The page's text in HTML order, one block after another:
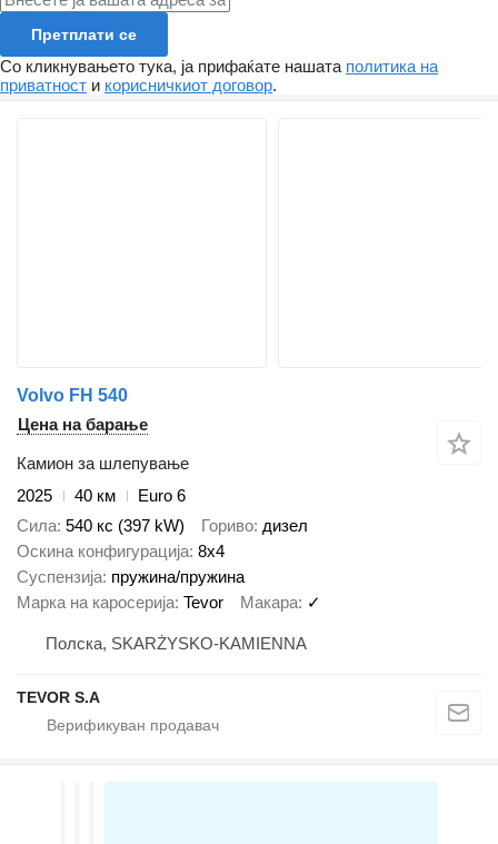
Претплати се
Со кликнувањето тука, ја прифаќате нашата политика на
приватност и корисничкиот договор.
Volvo FH 540
Цена на барање
Камион за шлепување
2025
40 км
Euro 6
Сила 540 кс (397 kW) Гориво дизел
Оскина конфигурација 8x4
Суспензија пружина/пружина
Марка на каросерија Tevor Макара ✓
Полска, SKARŻYSKO-KAMIENNA
TEVOR S.A